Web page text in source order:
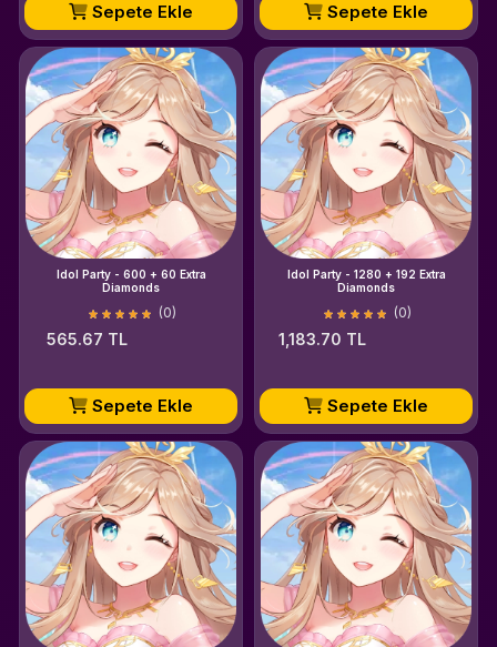
Sepete Ekle Sepete Ekle
Idol Party - 600 + 60 Extra
Diamonds
(0)
565.67 TL
Sepete Ekle
Idol Party - 1280 + 192 Extra
Diamonds
(0)
1,183.70 TL
Sepete Ekle